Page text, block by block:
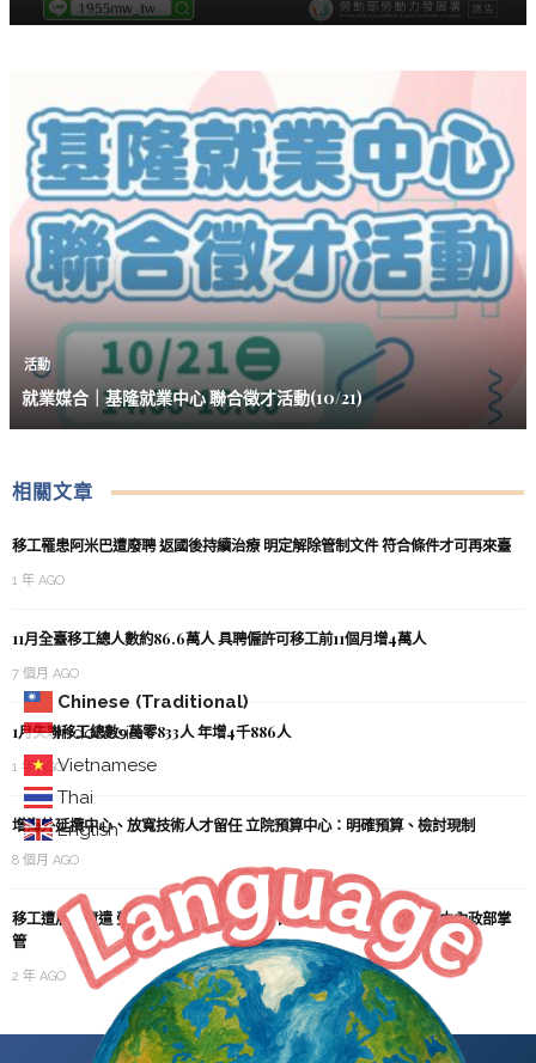
Chinese (Traditional)
Indonesian
Vietnamese
Thai
English
活動
就業媒合｜基隆就業中心 聯合徵才活動(10/21)
相關文章
移工罹患阿米巴遭廢聘 返國後持續治療 明定解除管制文件 符合條件才可再來臺
1 年 AGO
11月全臺移工總人數約86.6萬人 具聘僱許可移工前11個月增4萬人
7 個月 AGO
1月失聯移工總數9萬零833人 年增4千886人
1 年 AGO
增海外延攬中心、放寬技術人才留任 立院預算中心：明確預算、檢討現制
8 個月 AGO
移工遭雇主資遣 勞動部指有轉換雇主機制 國定假日係全國一致事務 由內政部掌
管
2 年 AGO